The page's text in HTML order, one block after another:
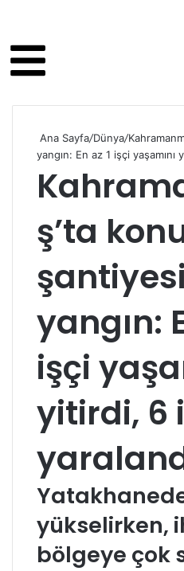
Ana Sayfa/Dünya/
yangın: En az 1 işçi yaşamını
ş’ta
yangın:
işçi
yitirdi, 6
yükselirken,
bölgeye çok